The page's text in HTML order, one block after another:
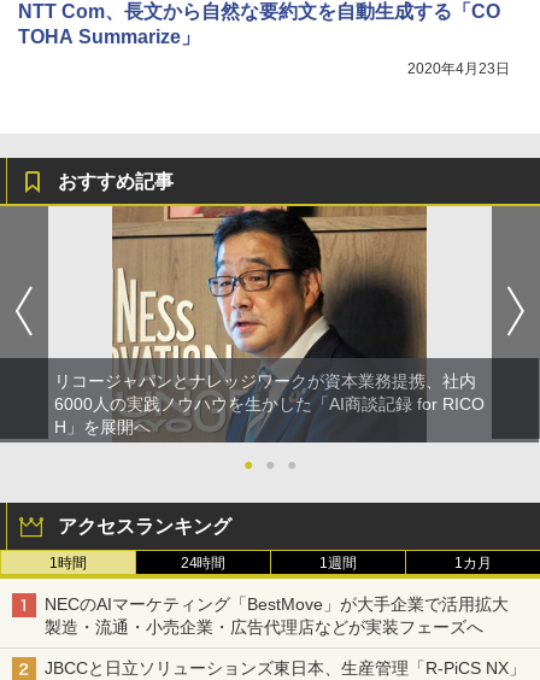
NTT Com、長文から自然な要約文を自動生成する「CO
TOHA Summarize」
2020年4月23日
おすすめ記事
リコージャパンとナレッジワークが資本業務提携、社内
6000人の実践ノウハウを生かした「AI商談記録 for RICO
H」を展開へ
●
● ●
アクセスランキング
1時間 24時間 1週間 1カ月
NECのAIマーケティング「BestMove」が大手企業で活用拡大
製造・流通・小売企業・広告代理店などが実装フェーズへ
JBCCと日立ソリューションズ東日本、生産管理「R-PiCS NX」